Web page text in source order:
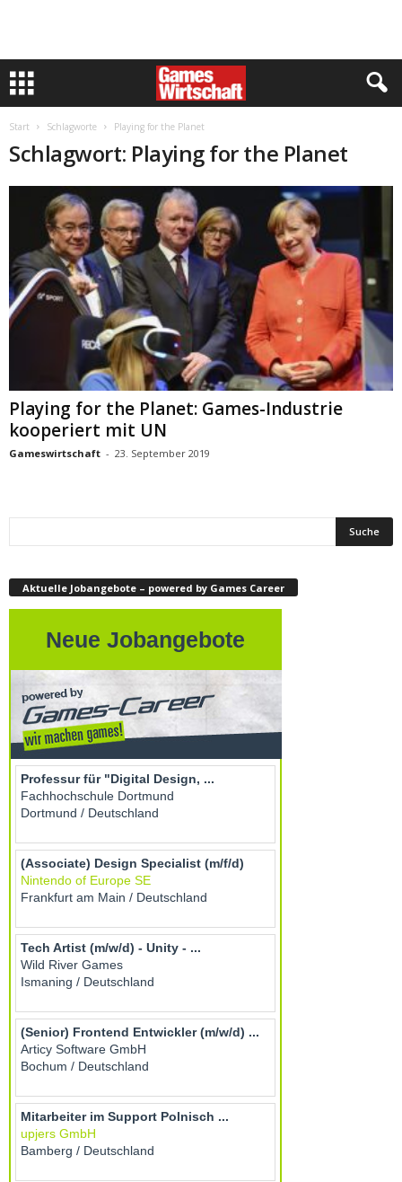
Start Schlagworte Playing for the Planet
Schlagwort: Playing for the Planet
Playing for the Planet: Games-Industrie
kooperiert mit UN
Gameswirtschaft - 23. September 2019
Aktuelle Jobangebote – powered by Games Career